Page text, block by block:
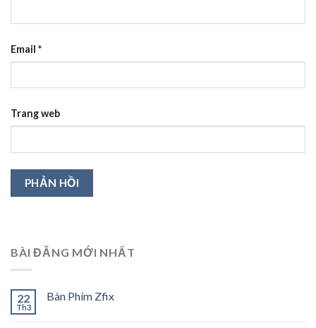
Email *
Trang web
BÀI ĐĂNG MỚI NHẤT
22
Th3
Bàn Phím Zfix